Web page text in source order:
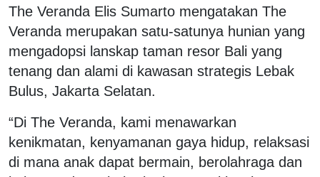
The Veranda Elis Sumarto mengatakan The
Veranda merupakan satu-satunya hunian yang
mengadopsi lanskap taman resor Bali yang
tenang dan alami di kawasan strategis Lebak
Bulus, Jakarta Selatan.
“Di The Veranda, kami menawarkan
kenikmatan, kenyamanan gaya hidup, relaksasi
di mana anak dapat bermain, berolahraga dan